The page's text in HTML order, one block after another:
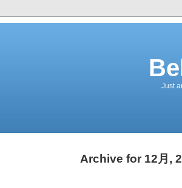
Just
Archive for 12月,